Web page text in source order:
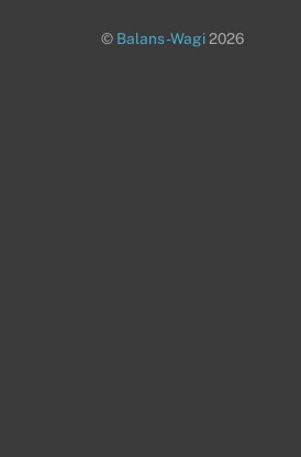
© Balans-Wagi2026